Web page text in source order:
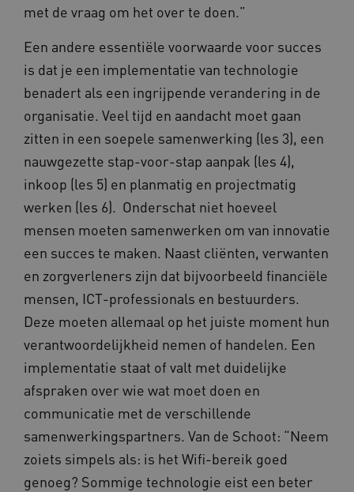
met de vraag om het over te doen.”
Een andere essentiële voorwaarde voor succes
is dat je een implementatie van technologie
benadert als een ingrijpende verandering in de
organisatie. Veel tijd en aandacht moet gaan
zitten in een soepele samenwerking (les 3), een
nauwgezette stap-voor-stap aanpak (les 4),
inkoop (les 5) en planmatig en projectmatig
werken (les 6). Onderschat niet hoeveel
mensen moeten samenwerken om van innovatie
een succes te maken. Naast cliënten, verwanten
en zorgverleners zijn dat bijvoorbeeld financiële
mensen, ICT-professionals en bestuurders.
Deze moeten allemaal op het juiste moment hun
verantwoordelijkheid nemen of handelen. Een
implementatie staat of valt met duidelijke
afspraken over wie wat moet doen en
communicatie met de verschillende
samenwerkingspartners. Van de Schoot: “Neem
zoiets simpels als: is het Wifi-bereik goed
genoeg? Sommige technologie eist een beter
BCSessionID vilans.blueconic.net
ARRAffinity
Microsoft
Corporation
.vilans.nl
ARRAffinitySameSite
Corporation